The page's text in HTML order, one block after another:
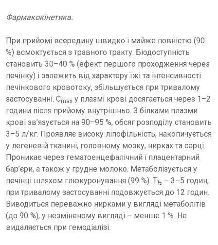
Фармакокінетика.
При прийомі всередину швидко і майже повністю (90
%) всмоктується з травного тракту. Біодоступність
становить 30–40 % (ефект першого проходження через
печінку) і залежить від характеру їжі та інтенсивності
печінкового кровотоку, збільшується при тривалому
застосуванні. Cmax у плазмі крові досягається через 1–2
години після прийому внутрішньо. З білками плазми
крові зв’язується на 90–95 %, обсяг розподілу становить
3–5 л/кг. Проявляє високу ліпофільність, накопичується
у легеневій тканині, головному мозку, нирках та серці.
Проникає через гематоенцефалічний і плацентарний
бар’єри, а також у грудне молоко. Метаболізується у
печінці шляхом глюкуронування (99 %). T½ – 3–5 годин,
при тривалому застосуванні подовжується до 12 годин.
Виводиться переважно нирками у вигляді метаболітів
(до 90 %), у незміненому вигляді – менше 1 %. Не
видаляється при гемодіалізі.